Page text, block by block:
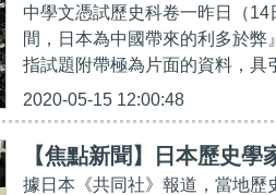
中學文憑試歷史科卷一昨日（
間，日本為中國帶來的利多於弊
指試題附帶極為片面的資料，具
2020-05-15 12:00:48
【焦點新聞】日本歷史
據日本《共同社》報道，當地歷